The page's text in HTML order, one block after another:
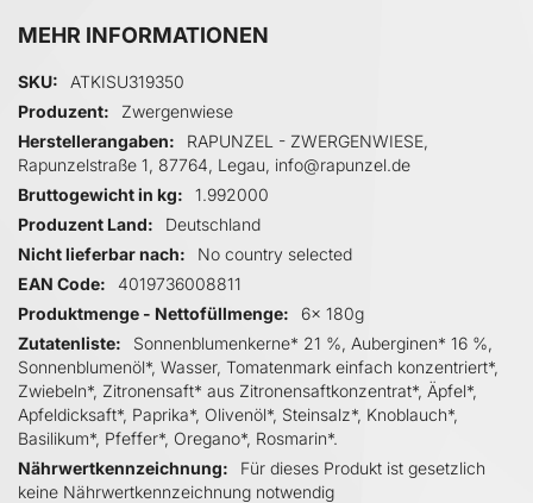
MEHR INFORMATIONEN
Mehr Informationen
SKU
ATKISU319350
Produzent
Zwergenwiese
Herstellerangaben
RAPUNZEL - ZWERGENWIESE,
Rapunzelstraße 1, 87764, Legau, info@rapunzel.de
Bruttogewicht in kg
1.992000
Produzent Land
Deutschland
Nicht lieferbar nach
No country selected
EAN Code
4019736008811
Produktmenge - Nettofüllmenge
6x 180g
Zutatenliste
Sonnenblumenkerne* 21 %, Auberginen* 16 %,
Sonnenblumenöl*, Wasser, Tomatenmark einfach konzentriert*,
Zwiebeln*, Zitronensaft* aus Zitronensaftkonzentrat*, Äpfel*,
Apfeldicksaft*, Paprika*, Olivenöl*, Steinsalz*, Knoblauch*,
Basilikum*, Pfeffer*, Oregano*, Rosmarin*.
Nährwertkennzeichnung
Für dieses Produkt ist gesetzlich
keine Nährwertkennzeichnung notwendig